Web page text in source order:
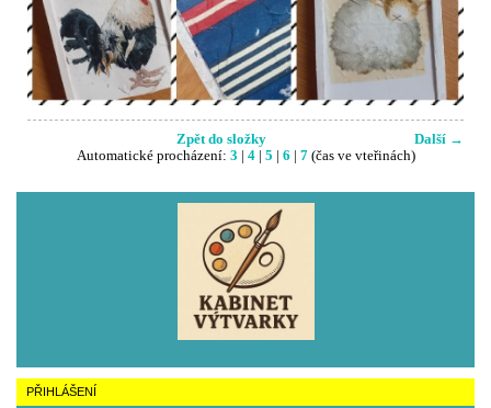
Další →
Zpět do složky
Automatické procházení: 3 4| 5 6 7(čas ve vteřinách)
PŘIHLÁŠENÍ